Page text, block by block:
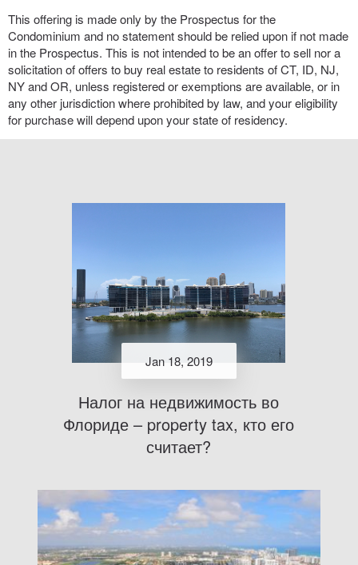
This offering is made only by the Prospectus for the
Condominium and no statement should be relied upon if not made
in the Prospectus. This is not intended to be an offer to sell nor a
solicitation of offers to buy real estate to residents of CT, ID, NJ,
NY and OR, unless registered or exemptions are available, or in
any other jurisdiction where prohibited by law, and your eligibility
for purchase will depend upon your state of residency.
Jan 18, 2019
Налог на недвижимость во
Флориде – property tax, кто его
считает?